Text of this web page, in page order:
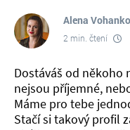
Alena
2 min. čtení
Dostáváš od někoho
nejsou příjemné,
Máme pro tebe
Stačí si takový profil